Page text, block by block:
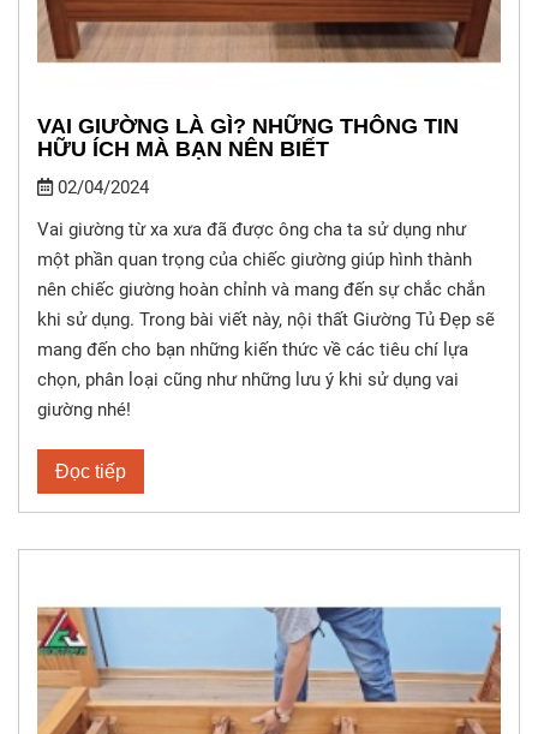
VAI GIƯỜNG LÀ GÌ? NHỮNG THÔNG TIN
HỮU ÍCH MÀ BẠN NÊN BIẾT
02/04/2024
Vai giường từ xa xưa đã được ông cha ta sử dụng như
một phần quan trọng của chiếc giường giúp hình thành
nên chiếc giường hoàn chỉnh và mang đến sự chắc chắn
khi sử dụng. Trong bài viết này, nội thất Giường Tủ Đẹp sẽ
mang đến cho bạn những kiến thức về các tiêu chí lựa
chọn, phân loại cũng như những lưu ý khi sử dụng vai
giường nhé!
Đọc tiếp